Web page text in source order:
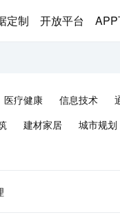
定制 开放平台
医疗健康 信息技术
建材家居 城市规划